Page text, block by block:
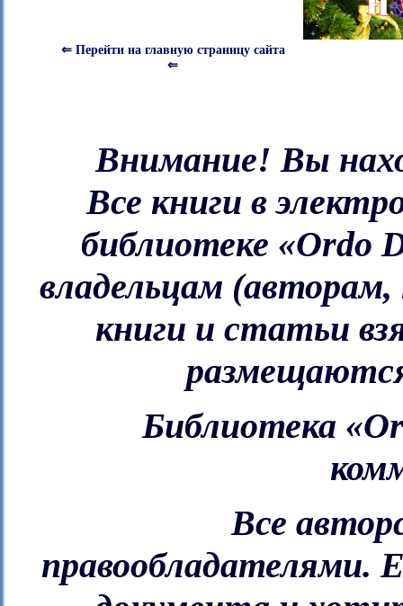
⇐ Перейти на главную страницу сайта
⇐
Внимание! Вы
Все книги в
библиотеке «Ordo
владельцам
книги и статьи
Библиотека
Все
правообладателями.